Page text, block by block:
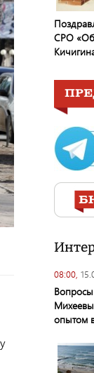
СРО
08:00,
опытом